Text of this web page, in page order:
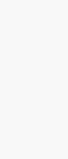
取胜，华
是什么？